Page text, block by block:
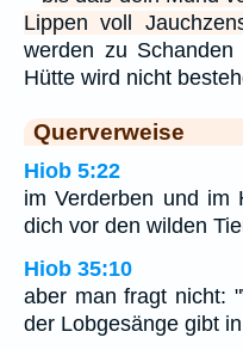
Lippen voll
werden zu
Hütte wird nicht
Querverweise
Hiob 5:22
im Verderben und im
dich vor den wilden
Hiob 35:10
aber man fragt nicht:
der Lobgesänge gibt